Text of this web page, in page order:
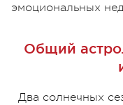
эмоциональных
Общий
Два солнечных